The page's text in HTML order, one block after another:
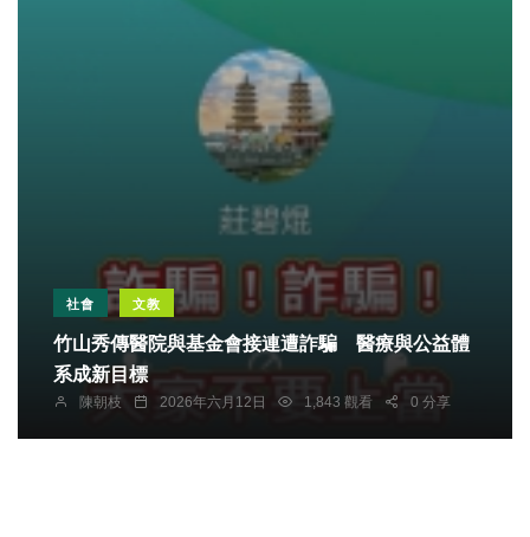
社會 文教
竹山秀傳醫院與基金會接連遭詐騙 醫療與公益體
系成新目標
陳朝枝 2026年六月12日 1,843 觀看 0 分享